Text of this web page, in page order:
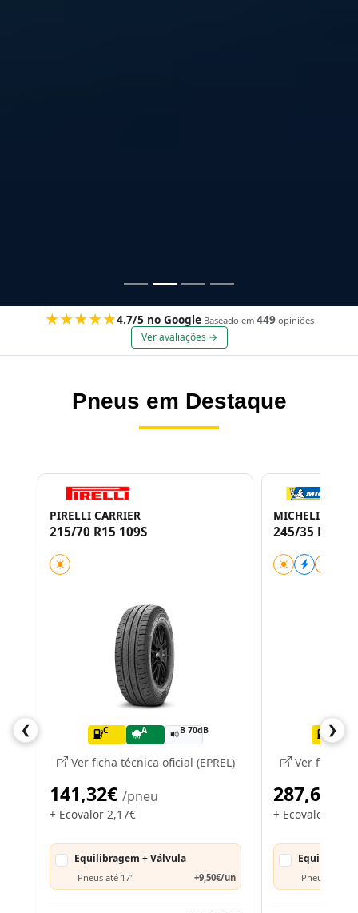
★★★★★4.7/5 no Google Baseado em 449opiniões
Ver avaliações →
Pneus em Destaque
❮
PIRELLI CARRIER
215/70 R15 109S
C A B 70dB
Ver ficha técnica oficial (EPREL)
141,32€ /pneu
+ Ecovalor 2,17€
Equilibragem + Válvula
Pneus até 17" +9,50€/un
MICHELIN
245/35 R20
C
Ver ficha
287,61€
+ Ecovalor
Pneus >= 18"
❯